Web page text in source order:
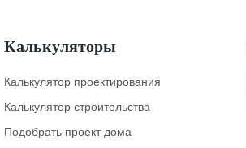
Калькуляторы
Калькулятор проектирования
Калькулятор строительства
Подобрать проект дома